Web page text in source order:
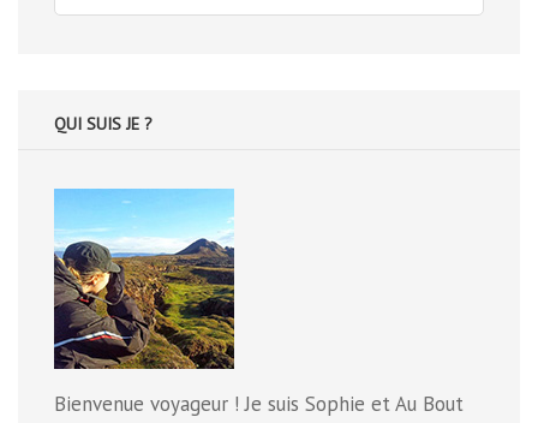
pour
QUI SUIS JE ?
Bienvenue voyageur ! Je suis Sophie et Au Bout